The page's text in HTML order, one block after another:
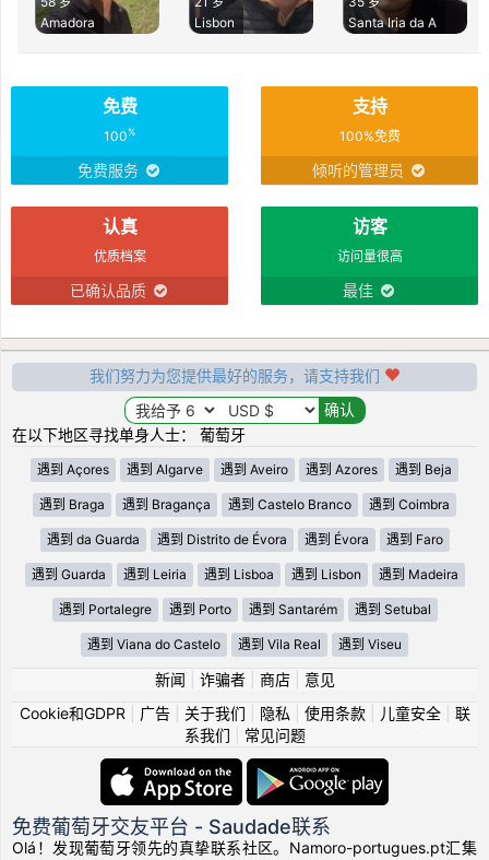
Amadora
Lisbon
Santa Iria da A
免费
100%
免费服务
支持
100%免费
倾听的管理员
认真
优质档案
已确认品质
访客
访问量很高
最佳
我们努力为您提供最好的服务，请支持我们
在以下地区寻找单身人士： 葡萄牙
遇到 Açores 遇到 Algarve 遇到 Aveiro 遇到 Azores 遇到 Beja
遇到 Braga 遇到 Bragança 遇到 Castelo Branco 遇到 Coimbra
遇到 da Guarda 遇到 Distrito de Évora 遇到 Évora 遇到 Faro
遇到 Guarda 遇到 Leiria 遇到 Lisboa 遇到 Lisbon 遇到 Madeira
遇到 Portalegre 遇到 Porto 遇到 Santarém 遇到 Setubal
遇到 Viana do Castelo 遇到 Vila Real 遇到 Viseu
新闻 诈骗者| 商店| 意见
Cookie和GDPR
广告| 关于我们 隐私 使用条款| 儿童安全| 联
系我们
常见问题
免费葡萄牙交友平台 - Saudade联系
Olá！发现葡萄牙领先的真挚联系社区。Namoro-portugues.pt汇集